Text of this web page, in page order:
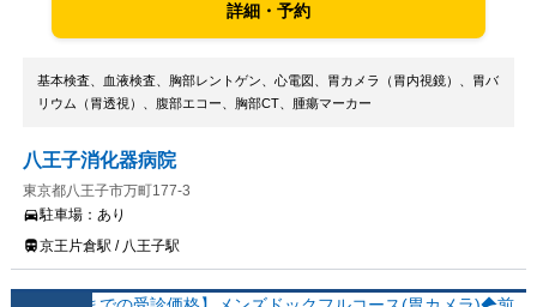
詳細・予約
基本検査、血液検査、胸部レントゲン、心電図、胃カメラ（胃内視鏡）、胃バ
リウム（胃透視）、腹部エコー、胸部CT、腫瘍マーカー
八王子消化器病院
東京都八王子市万町177-3
駐車場： あり
京王片倉駅 / 八王子駅